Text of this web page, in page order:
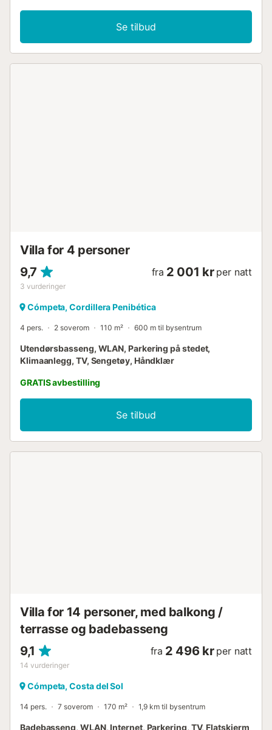
Se tilbud
Villa for 4 personer
9,7
3 vurderinger
fra 2 001 kr per natt
Cómpeta, Cordillera Penibética
4 pers. 2 soverom 110 m² 600 m til bysentrum
Utendørsbasseng, WLAN, Parkering på stedet,
Klimaanlegg, TV, Sengetøy, Håndklær
GRATIS avbestilling
Se tilbud
Villa for 14 personer, med balkong /
terrasse og badebasseng
9,1
14 vurderinger
fra 2 496 kr per natt
Cómpeta, Costa del Sol
14 pers. 7 soverom 170 m² 1,9 km til bysentrum
Badebasseng, WLAN, Internet, Parkering, TV, Flatskjerm